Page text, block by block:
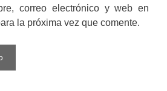
correo electrónico y web en
la próxima vez que comente.